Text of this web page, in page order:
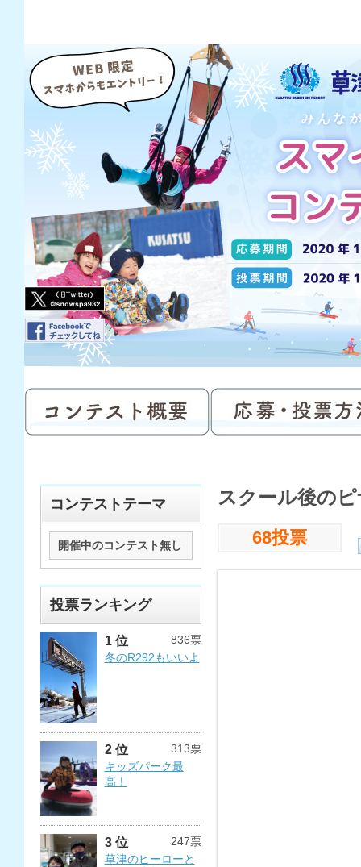
コンテストテーマ
開催中のコンテスト無し
投票ランキング
1 位
836票
冬のR292もいいよ
2 位
313票
キッズパーク最
高！
3 位
247票
草津のヒーローと
スクール後の
68投票